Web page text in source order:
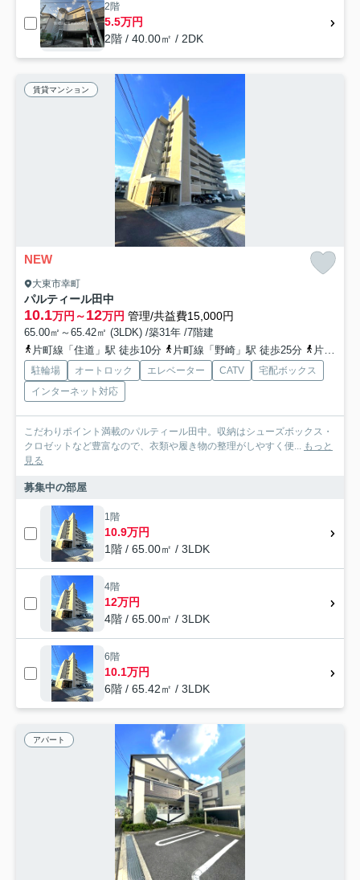
2階
5.5万円
2階 / 40.00㎡ / 2DK
賃貸マンション
NEW
大東市幸町
パルティール田中
10.1万円～12万円 管理/共益費15,000円
65.00㎡～65.42㎡ (3LDK) /築31年 /7階建
片町線「住道」駅 徒歩10分
片町線「野崎」駅 徒歩25分 片町線「四条畷」駅 徒歩44分
駐輪場 オートロック エレベーター CATV
宅配ボックス
インターネット対応
こだわりポイント満載のパルティール田中。収納はシューズボックス・
クロゼットなど豊富なので、衣類や履き物の整理がしやすく便... もっと
見る
募集中の部屋
1階
10.9万円
1階 / 65.00㎡ / 3LDK
4階
12万円
4階 / 65.00㎡ / 3LDK
6階
10.1万円
6階 / 65.42㎡ / 3LDK
アパート